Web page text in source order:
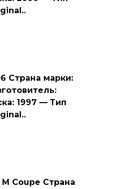
Страна марки:
1997 — Тип
Coupe Страна